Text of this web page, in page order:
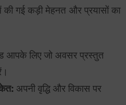
गई कड़ी मेहनत और प्रयासों का
आपके लिए जो अवसर प्रस्तुत
अपनी वृद्धि और विकास पर